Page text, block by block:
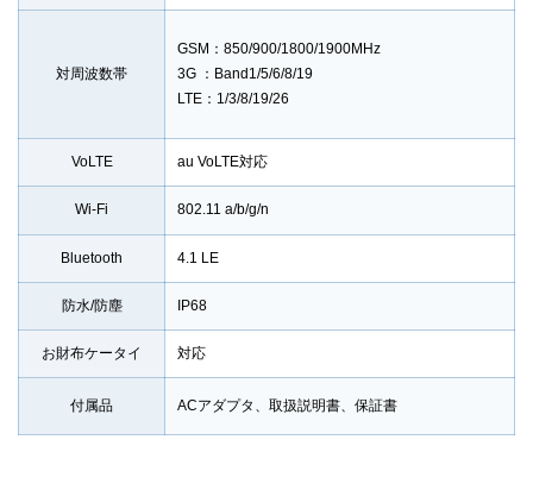
対周波数帯
GSM：850/900/1800/1900MHz
3G ：Band1/5/6/8/19
LTE：1/3/8/19/26
VoLTE au VoLTE対応
Wi-Fi 802.11 a/b/g/n
Bluetooth 4.1 LE
防水/防塵 IP68
お財布ケータイ 対応
付属品 ACアダプタ、取扱説明書、保証書